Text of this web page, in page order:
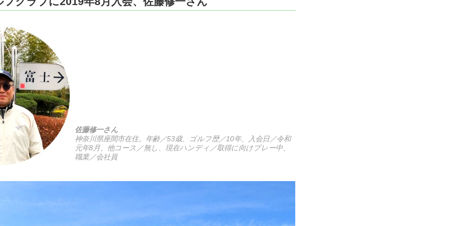
佐藤修一さん
神奈川県座間市在住。年齢／53歳、ゴルフ歴／10年、入会日／令和
元年8月、他コース／無し、現在ハンディ／取得に向けプレー中、
職業／会社員